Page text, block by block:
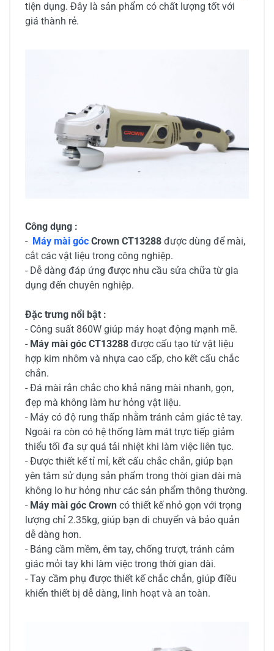
tiện dụng. Đây là sản phẩm có chất lượng tốt với
giá thành rẻ.
Công dụng :
- Máy mài góc Crown CT13288 được dùng để mài,
cắt các vật liệu trong công nghiệp.
- Dễ dàng đáp ứng được nhu cầu sửa chữa từ gia
dụng đến chuyên nghiệp.
Đặc trưng nổi bật :
- Công suất 860W giúp máy hoạt động mạnh mẽ.
- Máy mài góc CT13288 được cấu tạo từ vật liệu
hợp kim nhôm và nhựa cao cấp, cho kết cấu chắc
chắn.
- Đá mài rắn chắc cho khả năng mài nhanh, gọn,
đẹp mà không làm hư hỏng vật liệu.
- Máy có độ rung thấp nhằm tránh cảm giác tê tay.
Ngoài ra còn có hệ thống làm mát trực tiếp giảm
thiểu tối đa sự quá tải nhiệt khi làm việc liên tục.
- Được thiết kế tỉ mỉ, kết cấu chắc chắn, giúp bạn
yên tâm sử dụng sản phẩm trong thời gian dài mà
không lo hư hỏng như các sản phẩm thông thường.
- Máy mài góc Crown có thiết kế nhỏ gọn với trọng
lượng chỉ 2.35kg, giúp bạn di chuyển và bảo quản
dễ dàng hơn.
- Báng cầm mềm, êm tay, chống trượt, tránh cảm
giác mỏi tay khi làm việc trong thời gian dài.
- Tay cầm phụ được thiết kế chắc chắn, giúp điều
khiển thiết bị dễ dàng, linh hoạt và an toàn.